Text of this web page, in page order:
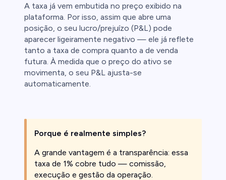
A taxa já vem embutida no preço exibido na
plataforma. Por isso, assim que abre uma
posição, o seu lucro/prejuízo (P&L) pode
aparecer ligeiramente negativo — ele já reflete
tanto a taxa de compra quanto a de venda
futura. À medida que o preço do ativo se
movimenta, o seu P&L ajusta-se
automaticamente.
Porque é realmente simples?
A grande vantagem é a transparência: essa
taxa de 1% cobre tudo — comissão,
execução e gestão da operação.